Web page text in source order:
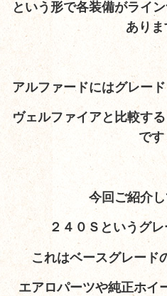
という形で各装備がライ
ありま
アルファードにはグレー
ヴェルファイアと比較す
です
今回ご紹介
２４０Ｓというグ
これはベースグレード
エアロパーツや純正ホイ